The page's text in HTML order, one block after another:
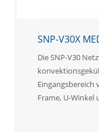
SNP-V30X
Die SNP-V30
Eingangsbereich
Frame, U-Winkel